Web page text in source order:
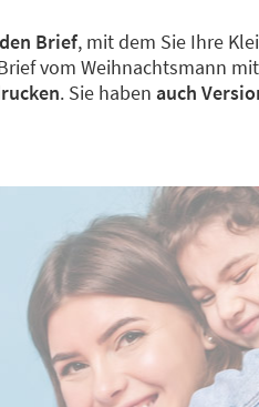
den Brief, mit dem Sie Ihre
vom Weihnachtsmann
. Sie haben auch